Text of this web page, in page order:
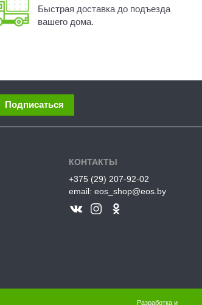
Быстрая доставка до подъезда
вашего дома.
Подписаться
КОНТАКТЫ
+375 (29) 207-92-02
email: eos_shop@eos.by
Разработка и